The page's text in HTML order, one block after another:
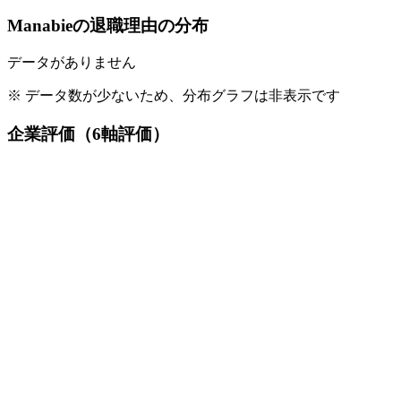
Manabieの退職理由の分布
データがありません
※ データ数が少ないため、分布グラフは非表示です
企業評価（6軸評価）